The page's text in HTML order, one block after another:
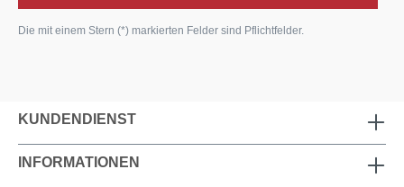
Die mit einem Stern (*) markierten Felder sind Pflichtfelder.
KUNDENDIENST
INFORMATIONEN